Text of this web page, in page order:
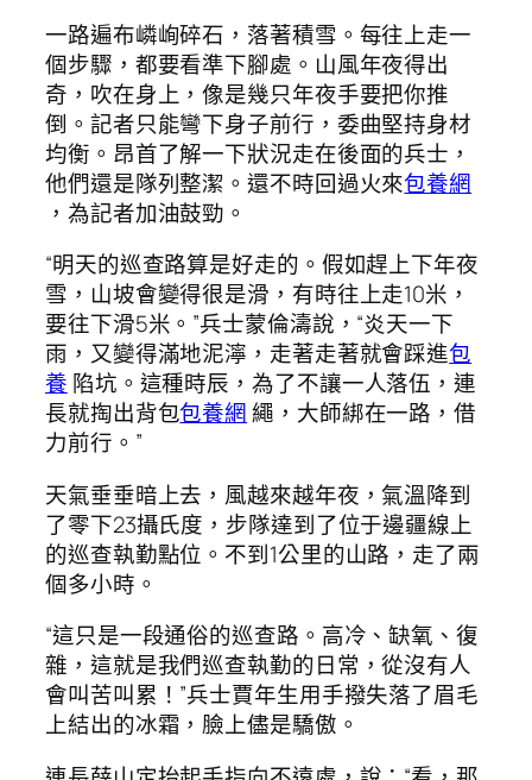
一路遍布嶙峋碎石，落著積雪。每往上走一
個步驟，都要看準下腳處。山風年夜得出
奇，吹在身上，像是幾只年夜手要把你推
倒。記者只能彎下身子前行，委曲堅持身材
均衡。昂首了解一下狀況走在後面的兵士，
他們還是隊列整潔。還不時回過火來包養網
，為記者加油鼓勁。
“明天的巡查路算是好走的。假如趕上下年夜
雪，山坡會變得很是滑，有時往上走10米，
要往下滑5米。”兵士蒙倫濤說，“炎天一下
雨，又變得滿地泥濘，走著走著就會踩進包
養 陷坑。這種時辰，為了不讓一人落伍，連
長就掏出背包包養網繩，大師綁在一路，借
力前行。”
天氣垂垂暗上去，風越來越年夜，氣溫降到
了零下23攝氏度，步隊達到了位于邊疆線上
的巡查執勤點位。不到1公里的山路，走了兩
個多小時。
“這只是一段通俗的巡查路。高冷、缺氧、復
雜，這就是我們巡查執勤的日常，從沒有人
會叫苦叫累！”兵士賈年生用手撥失落了眉毛
上結出的冰霜，臉上儘是驕傲。